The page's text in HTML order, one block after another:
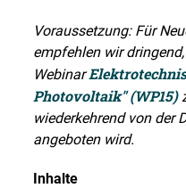
Voraussetzung: Für
empfehlen wir
Webinar
Photovoltaik" (WP15)
wiederkehrend von der
angeboten wird.
Inhalte